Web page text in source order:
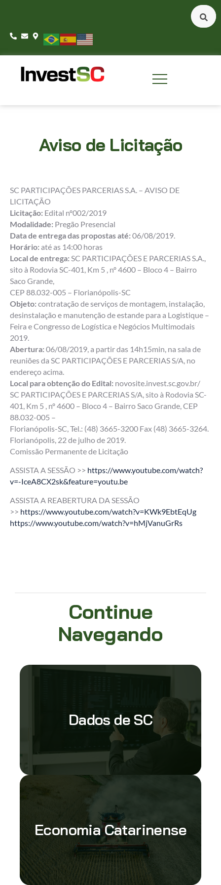
Aviso de Licitação
SC PARTICIPAÇÕES PARCERIAS S.A. – AVISO DE
LICITAÇÃO
Licitação: Edital nº002/2019
Modalidade: Pregão Presencial
Data de entrega das propostas até: 06/08/2019.
Horário: até as 14:00 horas
Local de entrega: SC PARTICIPAÇÕES E PARCERIAS S.A.,
sito à Rodovia SC-401, Km 5 , nº 4600 – Bloco 4 – Bairro
Saco Grande,
CEP 88.032-005 – Florianópolis-SC
Objeto: contratação de serviços de montagem, instalação,
desinstalação e manutenção de estande para a Logistique –
Feira e Congresso de Logística e Negócios Multimodais
2019.
Abertura: 06/08/2019, a partir das 14h15min, na sala de
reuniões da SC PARTICIPAÇÕES E PARCERIAS S/A, no
endereço acima.
Local para obtenção do Edital: novosite.invest.sc.gov.br/
SC PARTICIPAÇÕES E PARCERIAS S/A, sito à Rodovia SC-
401, Km 5 , nº 4600 – Bloco 4 – Bairro Saco Grande, CEP
88.032-005 –
Florianópolis-SC, Tel.: (48) 3665-3200 Fax (48) 3665-3264.
Florianópolis, 22 de julho de 2019.
Comissão Permanente de Licitação
ASSISTA A SESSÃO >> https://www.youtube.com/watch?
v=-IceA8CX2sk&feature=youtu.be
ASSISTA A REABERTURA DA SESSÃO
>> https://www.youtube.com/watch?v=KWk9EbtEqUg
https://www.youtube.com/watch?v=hMjVanuGrRs
Continue
Navegando
Dados de SC
Economia Catarinense